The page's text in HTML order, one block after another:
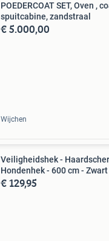
POEDERCOAT SET, Oven ,
spuitcabine, zandstraal
€ 5.000,00
Wijchen
Veiligheidshek -
Hondenhek - 600 cm - Zwart
€ 129,95